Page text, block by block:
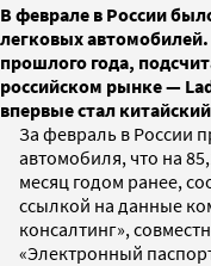
В феврале в России
легковых
прошлого года,
российском рынке —
впервые стал
За февраль в России
автомобиля, что на
месяц годом ранее,
ссылкой на данные
консалтинг»,
«Электронный